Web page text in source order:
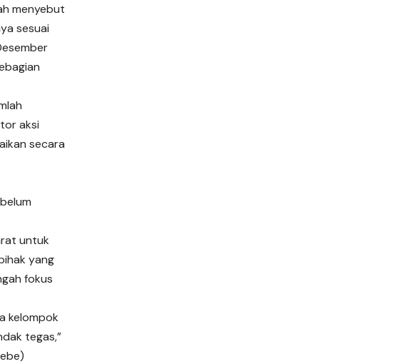
menyebut
sesuai
aksi
secara
untuk
yang
fokus
kelompok
tegas,”